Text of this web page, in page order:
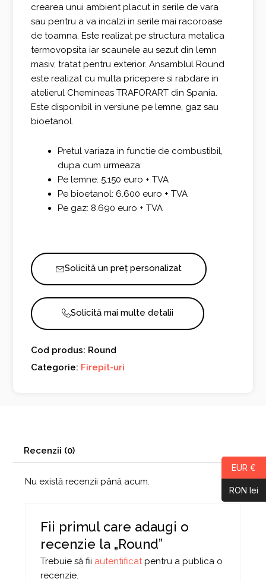
crearea unui ambient placut in serile de vara
sau pentru a va incalzi in serile mai racoroase
de toamna. Este realizat pe structura metalica
termovopsita iar scaunele au sezut din lemn
masiv, tratat pentru exterior. Ansamblul Round
este realizat cu multa pricepere si rabdare in
atelierul Chemineas TRAFORART din Spania.
Este disponibil in versiune pe lemne, gaz sau
bioetanol.
Pretul variaza in functie de combustibil,
dupa cum urmeaza:
Pe lemne: 5.150 euro + TVA
Pe bioetanol: 6.600 euro + TVA
Pe gaz: 8.690 euro + TVA
Solicită un preț personalizat
Solicită mai multe detalii
Cod produs: Round
Categorie: Firepit-uri
Recenzii (0)
Nu există recenzii până acum.
Fii primul care adaugi o
recenzie la „Round”
Trebuie să fii autentificatpentru a publica o
recenzie.
EUR €
RON lei